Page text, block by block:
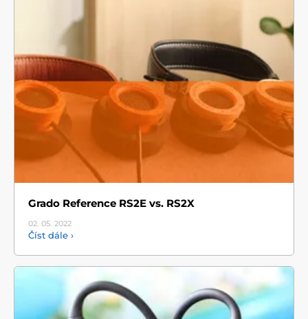
Grado Reference RS2E vs. RS2X
02. 05. 2022
Číst dále ›